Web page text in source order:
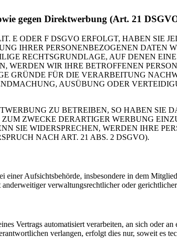
gegen Direktwerbung (Art. 21
E ODER F DSGVO ERFOLGT, HABEN SIE
IHRER PERSONENBEZOGENEN DATEN
RECHTSGRUNDLAGE, AUF DENEN
WERDEN WIR IHRE BETROFFENEN
GRÜNDE FÜR DIE VERARBEITUNG
AUSÜBUNG ODER
ZU BETREIBEN, SO HABEN SIE
ZWECKE DERARTIGER WERBUNG
SIE WIDERSPRECHEN, WERDEN IHRE
NACH ART. 21 ABS. 2 DSGVO).
Aufsichtsbehörde, insbesondere in dem
verwaltungsrechtlicher oder
Vertrags automatisiert verarbeiten, an sich oder
verlangen, erfolgt dies nur, soweit es